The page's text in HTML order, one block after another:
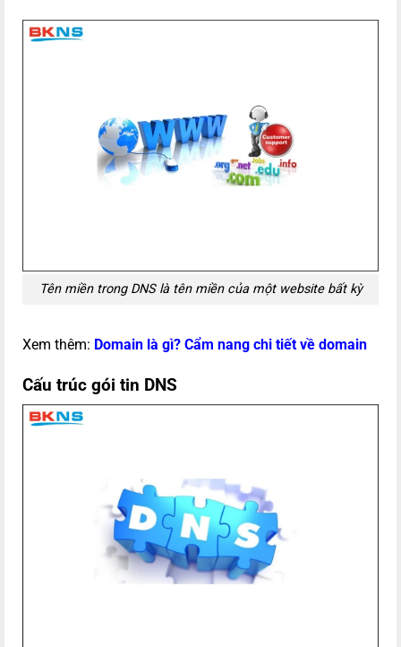
Tên miền trong DNS là tên miền của một website bất kỳ
Xem thêm: Domain là gì? Cẩm nang chi tiết về domain
Cấu trúc gói tin DNS